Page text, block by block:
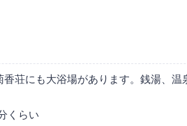
荘にも大浴場があります。銭湯、温
くらい